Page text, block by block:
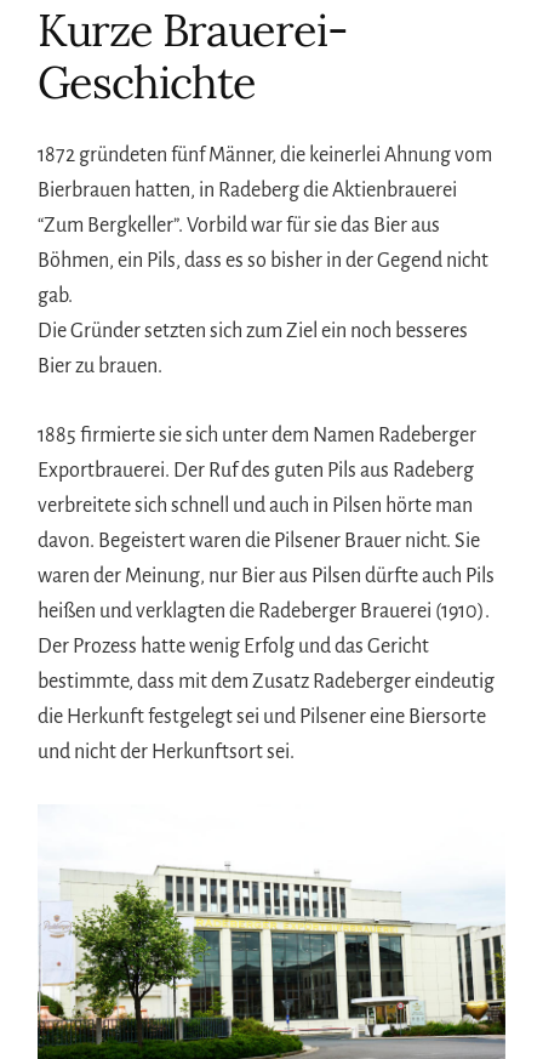
Kurze Brauerei-
Geschichte
1872 gründeten fünf Männer, die keinerlei Ahnung vom
Bierbrauen hatten, in Radeberg die Aktienbrauerei
“Zum Bergkeller”. Vorbild war für sie das Bier aus
Böhmen, ein Pils, dass es so bisher in der Gegend nicht
gab.
Die Gründer setzten sich zum Ziel ein noch besseres
Bier zu brauen.
1885 firmierte sie sich unter dem Namen Radeberger
Exportbrauerei. Der Ruf des guten Pils aus Radeberg
verbreitete sich schnell und auch in Pilsen hörte man
davon. Begeistert waren die Pilsener Brauer nicht. Sie
waren der Meinung, nur Bier aus Pilsen dürfte auch Pils
heißen und verklagten die Radeberger Brauerei (1910).
Der Prozess hatte wenig Erfolg und das Gericht
bestimmte, dass mit dem Zusatz Radeberger eindeutig
die Herkunft festgelegt sei und Pilsener eine Biersorte
und nicht der Herkunftsort sei.